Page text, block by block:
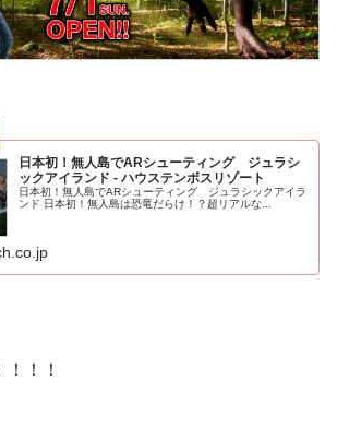
日本初！無人島でARシューティング ジュラシ
ックアイランド - ハウステンボスリゾート
日本初！無人島でARシューティング ジュラシックアイラ
ンド 日本初！無人島は恐竜だらけ！？超リアルな...
！！